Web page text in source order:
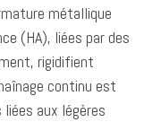
métallique
(HA), liées par des
rigidifient
continu est
aux légères